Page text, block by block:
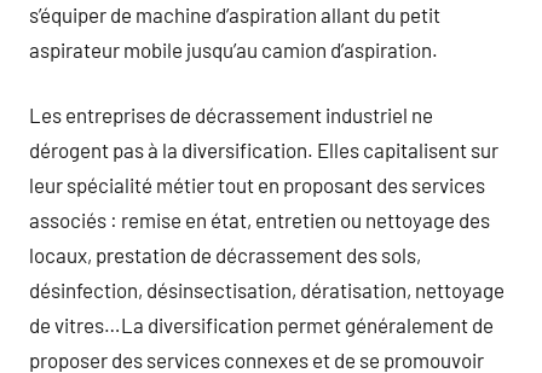
s’équiper de machine d’aspiration allant du petit
aspirateur mobile jusqu’au camion d’aspiration.
Les entreprises de décrassement industriel ne
dérogent pas à la diversification. Elles capitalisent sur
leur spécialité métier tout en proposant des services
associés : remise en état, entretien ou nettoyage des
locaux, prestation de décrassement des sols,
désinfection, désinsectisation, dératisation, nettoyage
de vitres…La diversification permet généralement de
proposer des services connexes et de se promouvoir